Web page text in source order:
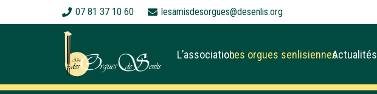
07 81 37 10 60 lesamisdesorgues@desenlis.org
L’associationLes orgues senlisiennesActualités